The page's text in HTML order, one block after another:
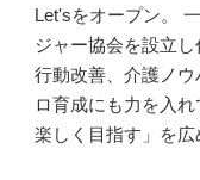
Let'sをオープン。
ジャー協会を設立
行動改善、介護ノ
ロ育成にも力を入
楽しく目指す」を広